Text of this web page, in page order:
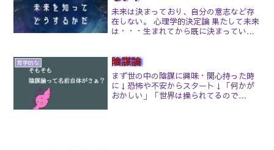
未来は決まっており、自分の意志など存
在しない。 心理学的決定論 果たして未来
は・・・生まれてから既に決まっている
あるのかもよ？でも、「はい、あなたの
未来はこれです」って...
哲学的な 陰謀論
まず世の中の陰謀に興味・関心持った時
に↓恐怖や不安からスタート↓「何かが
おかしい」「世界は操られてるので